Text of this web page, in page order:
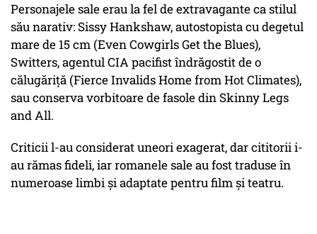
Personajele sale erau la fel de extravagante ca stilul
său narativ: Sissy Hankshaw, autostopista cu degetul
mare de 15 cm (Even Cowgirls Get the Blues),
Switters, agentul CIA pacifist îndrăgostit de o
călugăriță (Fierce Invalids Home from Hot Climates),
sau conserva vorbitoare de fasole din Skinny Legs
and All.
Criticii l-au considerat uneori exagerat, dar cititorii i-
au rămas fideli, iar romanele sale au fost traduse în
numeroase limbi și adaptate pentru film și teatru.